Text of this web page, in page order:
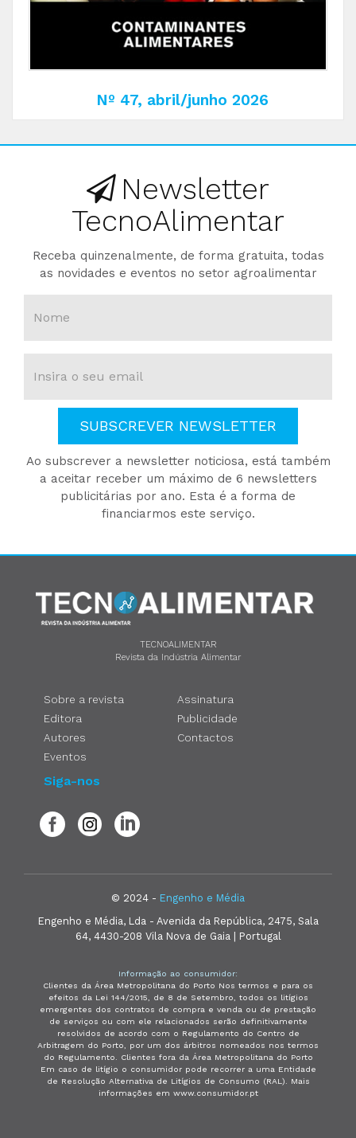
Nº 47, abril/junho 2026
Newsletter
TecnoAlimentar
Receba quinzenalmente, de forma gratuita, todas
as novidades e eventos no setor agroalimentar
SUBSCREVER NEWSLETTER
Ao subscrever a newsletter noticiosa, está também
a aceitar receber um máximo de 6 newsletters
publicitárias por ano. Esta é a forma de
financiarmos este serviço.
TECNOALIMENTAR
Revista da Indústria Alimentar
Sobre a revista
Editora
Autores
Eventos
Assinatura
Publicidade
Contactos
Siga-nos
© 2024 - Engenho e Média
Engenho e Média, Lda - Avenida da República, 2475, Sala
64, 4430-208 Vila Nova de Gaia | Portugal
Informação ao consumidor:
Clientes da Área Metropolitana do Porto Nos termos e para os
efeitos da Lei 144/2015, de 8 de Setembro, todos os litígios
emergentes dos contratos de compra e venda ou de prestação
de serviços ou com ele relacionados serão definitivamente
resolvidos de acordo com o Regulamento do Centro de
Arbitragem do Porto, por um dos árbitros nomeados nos termos
do Regulamento. Clientes fora da Área Metropolitana do Porto
Em caso de litígio o consumidor pode recorrer a uma Entidade
de Resolução Alternativa de Litígios de Consumo (RAL). Mais
informações em www.consumidor.pt